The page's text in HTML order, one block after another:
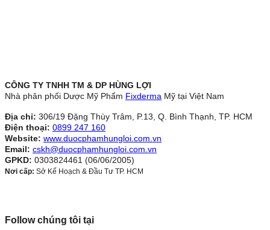
CÔNG TY TNHH TM & DP HÙNG LỢI
Nhà phân phối Dược Mỹ Phẩm Fixderma Mỹ tại Việt Nam
Địa chỉ: 306/19 Đặng Thùy Trâm, P.13, Q. Bình Thạnh, TP. HCM
Điện thoại: 0899 247 160
Website: www.duocphamhungloi.com.vn
Email: cskh@duocphamhungloi.com.vn
GPKD: 0303824461 (06/06/2005)
Nơi cấp: Sở Kế Hoạch & Đầu Tư TP. HCM
Follow chúng tôi tại